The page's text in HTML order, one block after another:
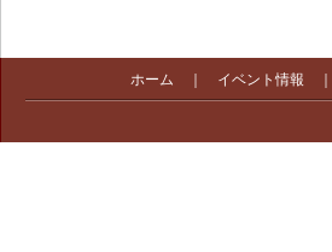
ホーム イベント情報